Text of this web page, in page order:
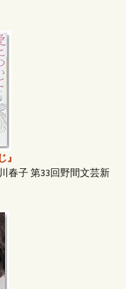
』
子 第33回野間文芸新